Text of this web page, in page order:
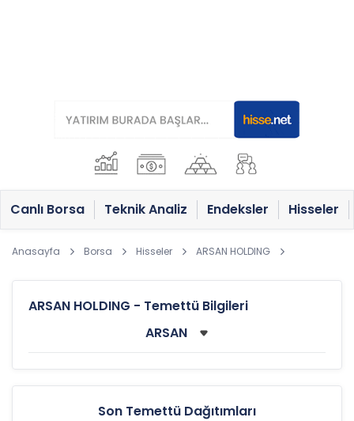
Canlı Borsa Teknik Analiz Endeksler Hisseler
Anasayfa Borsa Hisseler ARSAN HOLDING
ARSAN HOLDING - Temettü Bilgileri
Son Temettü Dağıtımları